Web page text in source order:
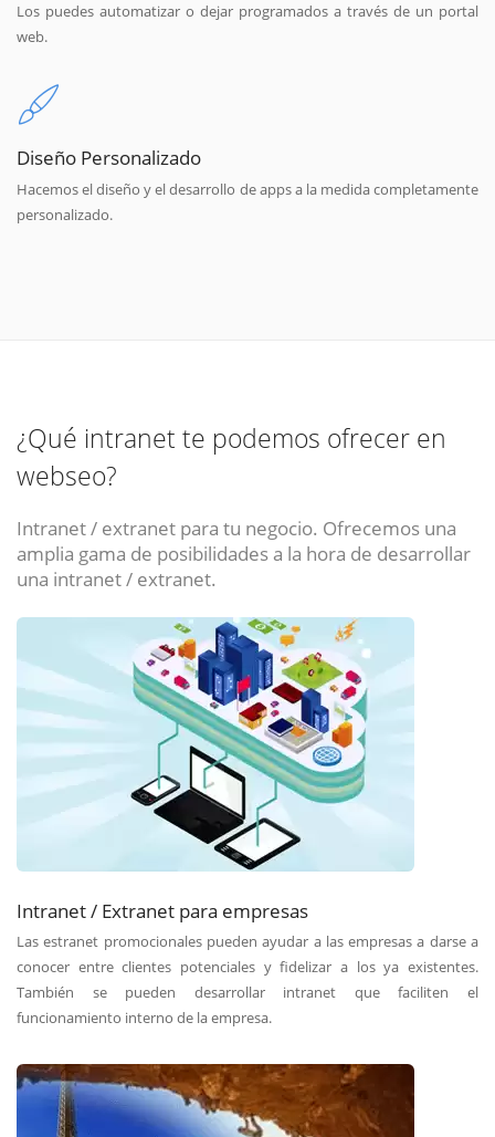
Los puedes automatizar o dejar programados a través de un portal
web.
Diseño Personalizado
Hacemos el diseño y el desarrollo de apps a la medida completamente
personalizado.
¿Qué intranet te podemos ofrecer en
webseo?
Intranet / extranet para tu negocio. Ofrecemos una
amplia gama de posibilidades a la hora de desarrollar
una intranet / extranet.
Intranet / Extranet para empresas
Las estranet promocionales pueden ayudar a las empresas a darse a
conocer entre clientes potenciales y fidelizar a los ya existentes.
También se pueden desarrollar intranet que faciliten el
funcionamiento interno de la empresa.